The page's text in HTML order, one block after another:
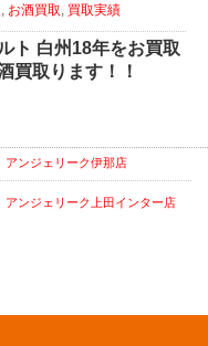
, お酒買取, 買取実績
ト 白州18年をお買取
買取ります！！
アンジェリーク伊那店
ンジェリーク上田インター店